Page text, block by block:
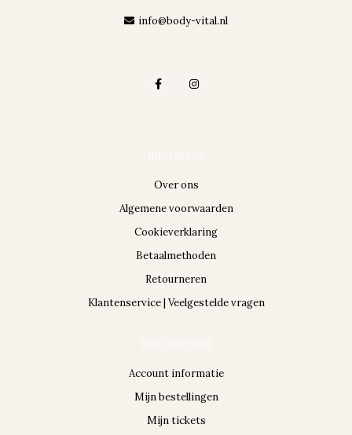
info@body-vital.nl
Over ons
Algemene voorwaarden
Cookieverklaring
Betaalmethoden
Retourneren
Klantenservice | Veelgestelde vragen
Account informatie
Mijn bestellingen
Mijn tickets